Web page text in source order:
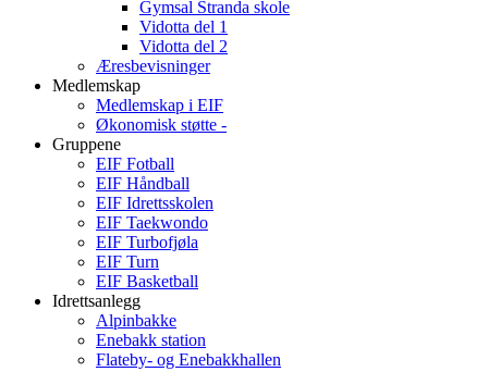
Gymsal Stranda skole
Vidotta del 1
Vidotta del 2
Æresbevisninger
Medlemskap
Medlemskap i EIF
Økonomisk støtte -
Gruppene
EIF Fotball
EIF Håndball
EIF Idrettsskolen
EIF Taekwondo
EIF Turbofjøla
EIF Turn
EIF Basketball
Idrettsanlegg
Alpinbakke
Enebakk station
Flateby- og Enebakkhallen